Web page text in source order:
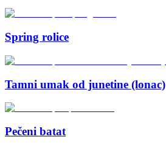
Spring rolice
Tamni umak od junetine (lonac)
Pečeni batat